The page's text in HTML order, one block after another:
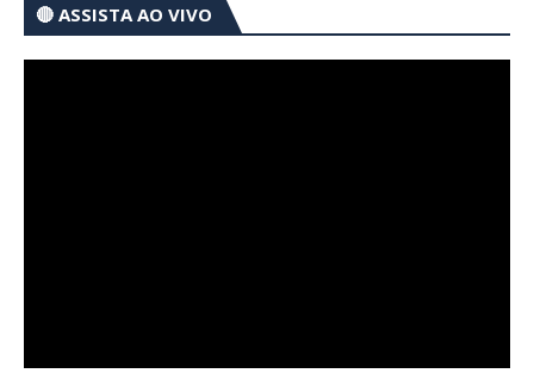
🔴 ASSISTA AO VIVO